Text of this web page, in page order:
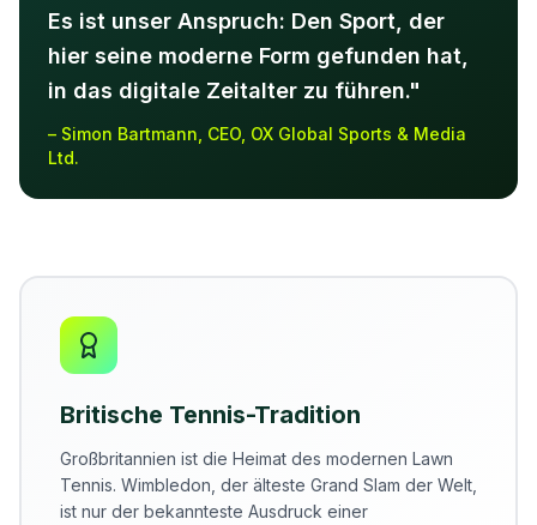
Es ist unser Anspruch: Den Sport, der
hier seine moderne Form gefunden hat,
in das digitale Zeitalter zu führen."
– Simon Bartmann, CEO, OX Global Sports & Media
Ltd.
Britische Tennis-Tradition
Großbritannien ist die Heimat des modernen Lawn
Tennis. Wimbledon, der älteste Grand Slam der Welt,
ist nur der bekannteste Ausdruck einer